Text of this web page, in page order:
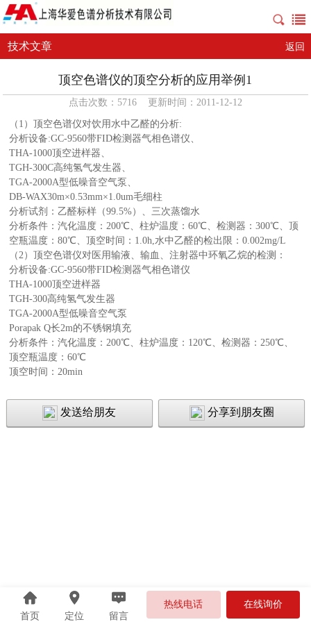
技术文章 返回
顶空色谱仪的顶空分析的应用举例1
点击次数：5716 更新时间：2011-12-12
（1）顶空色谱仪对饮用水中乙醛的分析:
分析设备:GC-9560带FID检测器气相色谱仪、
THA-1000顶空进样器、
TGH-300C高纯氢气发生器、
TGA-2000A型低噪音空气泵、
DB-WAX30m×0.53mm×1.0um毛细柱
分析试剂：乙醛标样（99.5%）、三次蒸馏水
分析条件：汽化温度：200℃、柱炉温度：60℃、检测器：300℃、顶
空瓶温度：80℃、顶空时间：1.0h,水中乙醛的检出限：0.002mg/L
（2）顶空色谱仪对医用输液、输血、注射器中环氧乙烷的检测：
分析设备:GC-9560带FID检测器气相色谱仪
THA-1000顶空进样器
TGH-300高纯氢气发生器
TGA-2000A型低噪音空气泵
Porapak Q长2m的不锈钢填充
分析条件：汽化温度：200℃、柱炉温度：120℃、检测器：250℃、
顶空瓶温度：60℃
顶空时间：20min
发送给朋友 分享到朋友圈
首页 定位 留言
热线电话 在线询价